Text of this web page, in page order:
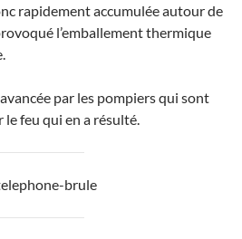
rapidement accumulée autour de
l’emballement thermique
par les pompiers qui sont
feu qui en a résulté.